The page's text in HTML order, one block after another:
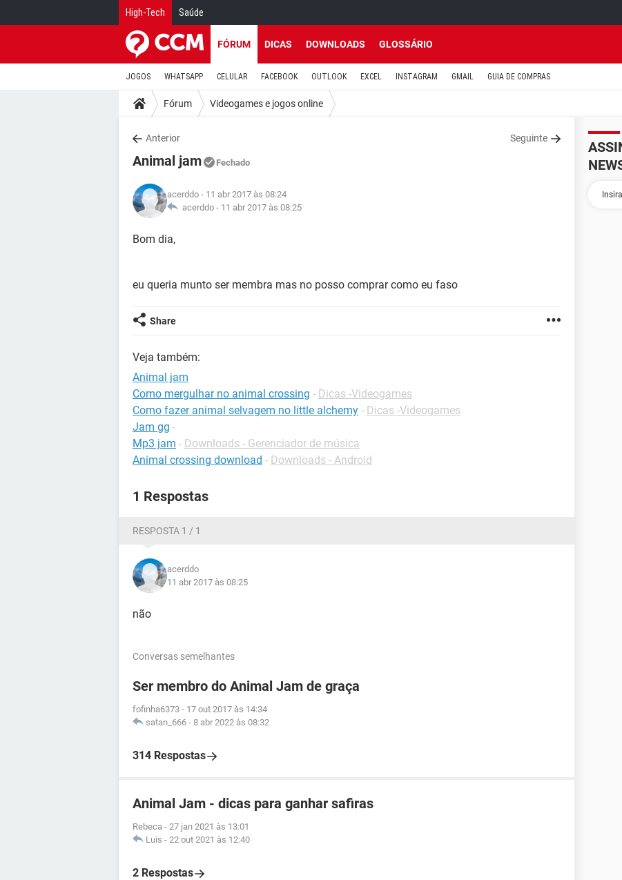
High-Tech Saúde
FÓRUM DICAS DOWNLOADS GLOSSÁRIO
JOGOS WHATSAPP CELULAR FACEBOOK OUTLOOK EXCEL INSTAGRAM GMAIL GUIA DE COMPRAS
Fórum Videogames e jogos online
Anterior Seguinte
Animal jam Fechado
acerddo - 11 abr 2017 às 08:24
acerddo - 11 abr 2017 às 08:25
Bom dia,
eu queria munto ser membra mas no posso comprar como eu faso
Share
Veja também:
Animal jam
Como mergulhar no animal crossing - Dicas -Videogames
Como fazer animal selvagem no little alchemy - Dicas -Videogames
Jam gg -
Mp3 jam - Downloads - Gerenciador de música
Animal crossing download - Downloads - Android
1 Respostas
RESPOSTA 1 / 1
acerddo
11 abr 2017 às 08:25
não
Conversas semelhantes
Ser membro do Animal Jam de graça
fofinha6373 - 17 out 2017 às 14:34
satan_666 - 8 abr 2022 às 08:32
314 Respostas
Animal Jam - dicas para ganhar safiras
Rebeca - 27 jan 2021 às 13:01
Luis - 22 out 2021 às 12:40
2 Respostas